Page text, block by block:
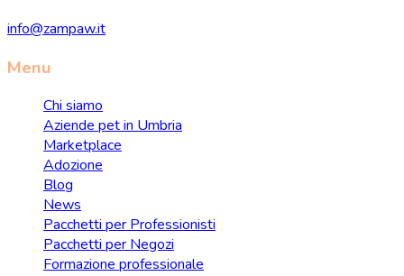
info@zampaw.it
Menu
Chi siamo
Aziende pet in Umbria
Marketplace
Adozione
Blog
News
Pacchetti per Professionisti
Pacchetti per Negozi
Formazione professionale